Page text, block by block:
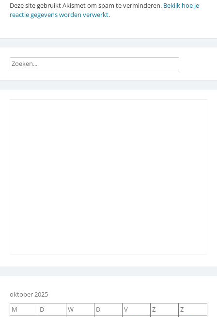
Deze site gebruikt Akismet om spam te verminderen. Bekijk hoe je
reactie gegevens worden verwerkt.
oktober 2025
M
D W D V Z
Z